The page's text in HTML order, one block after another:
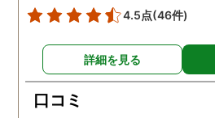
ケアもしてもらったり色々
とお世話になりました！
4.5点(46件)
詳細を見る
口コミ